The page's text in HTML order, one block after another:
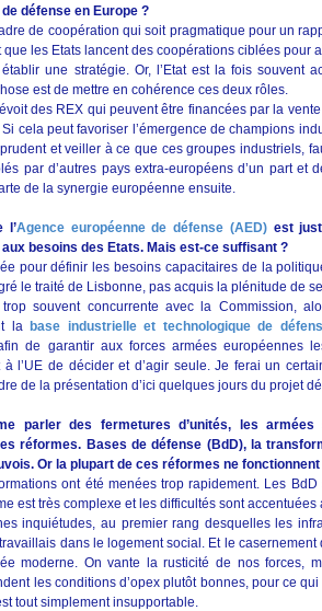
défense en Europe ?
de coopération qui soit pragmatique pour un
que les Etats lancent des coopérations ciblées pour
établir une stratégie. Or, l’Etat est la fois souvent
est de mettre en cohérence ces deux rôles.
des REX qui peuvent être financées par la
cela peut favoriser l’émergence de champions
et veiller à ce que ces groupes industriels,
par d’autres pays extra-européens d’un part et
de la synergie européenne ensuite.
l’Agence européenne de défense (AED)est
besoins des Etats. Mais est-ce suffisant ?
pour définir les besoins capacitaires de la
le traité de Lisbonne, pas acquis la plénitude de
souvent concurrente avec la Commission,
la base industrielle et technologique de
de garantir aux forces armées européennes
à l’UE de décider et d’agir seule. Je ferai un
de la présentation d’ici quelques jours du projet
parler des fermetures d’unités, les armées
réformes. Bases de défense (BdD), la
Or la plupart de ces réformes ne fonctionnent
ont été menées trop rapidement. Les
est très complexe et les difficultés sont accentuées
inquiétudes, au premier rang desquelles les
dans le logement social. Et le
moderne. On vante la rusticité de nos forces,
les conditions d’opex plutôt bonnes, pour ce
tout simplement insupportable.